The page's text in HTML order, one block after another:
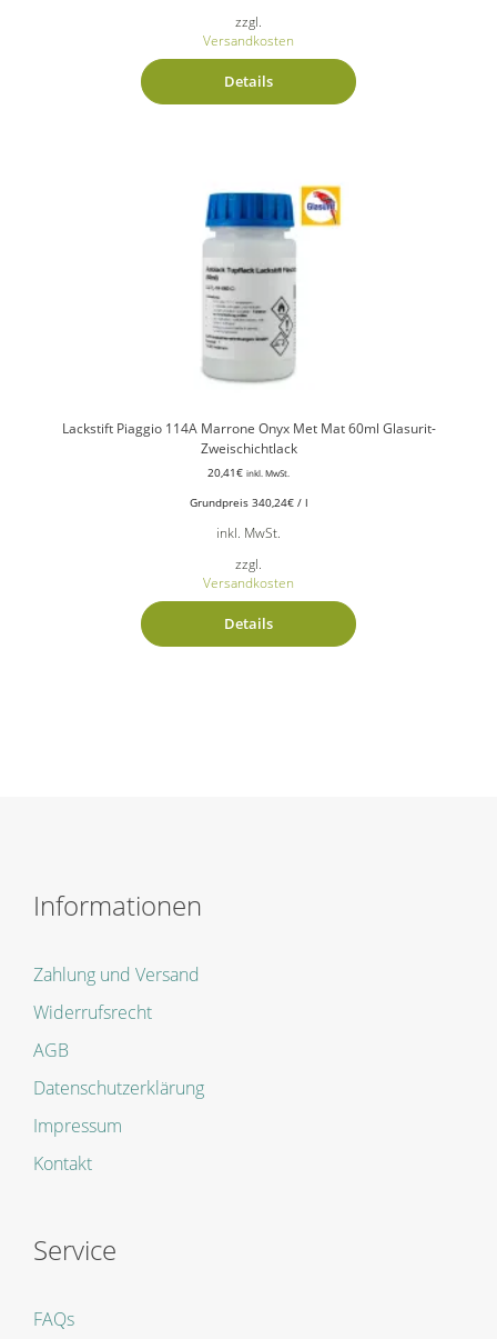
zzgl.
Versandkosten
Details
Lackstift Piaggio 114A Marrone Onyx Met Mat 60ml Glasurit-
Zweischichtlack
20,41€ inkl. MwSt.
Grundpreis 340,24€/ l
inkl. MwSt.
zzgl.
Versandkosten
Details
Informationen
Zahlung und Versand
Widerrufsrecht
AGB
Datenschutzerklärung
Impressum
Kontakt
Service
FAQs